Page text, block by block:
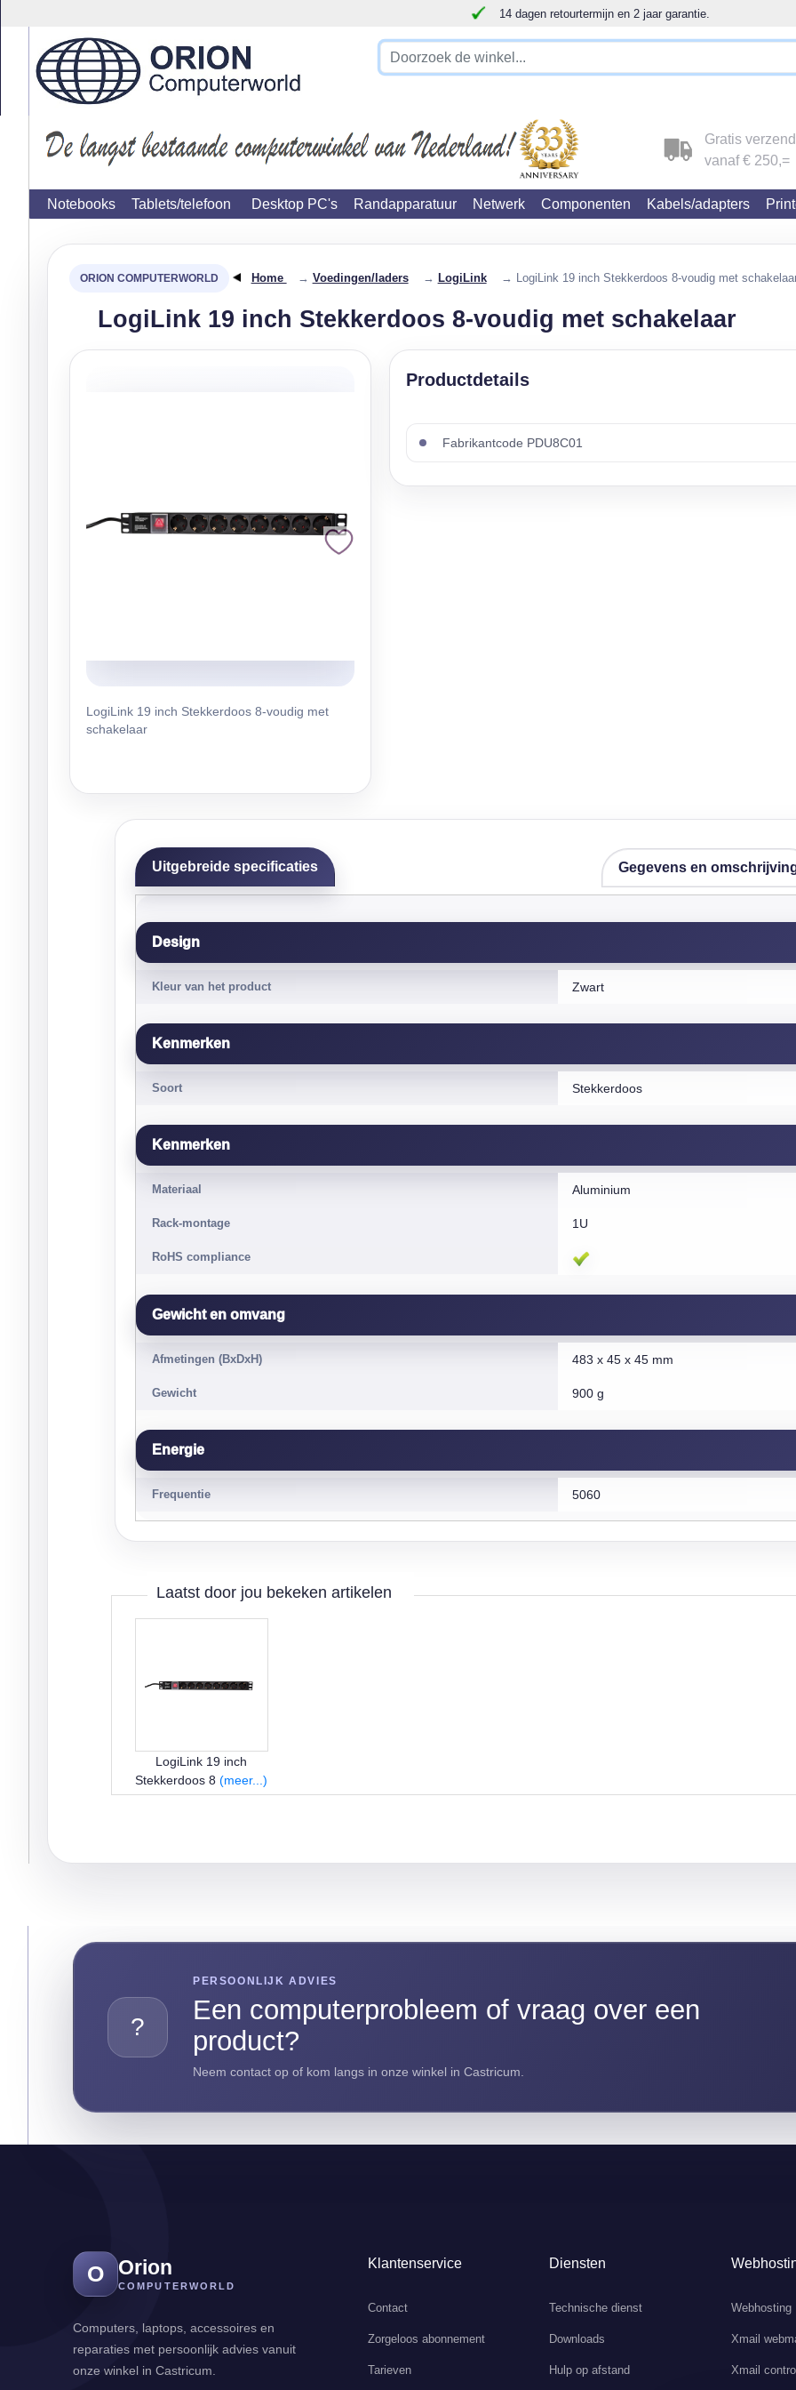
14 dagen retourtermijn en 2 jaar garantie.
!!!!! LET OP!!! WIJ ZIJN VERHUISD !!!!!
Gratis
vanaf € 250,=
Notebooks Tablets/telefoon Desktop PC's Randapparatuur Netwerk Componenten Kabels/adapters
Home → Voedingen/laders → LogiLink → LogiLink 19 inch Stekkerdoos 8-voudig met
LogiLink 19 inch Stekkerdoos 8-voudig met schakelaar
LogiLink 19 inch Stekkerdoos 8-voudig met
schakelaar
Fabrikantcode PDU8C01
Uitgebreide specificaties Gegevens en
Design
Kleur van het product Zwart
Kenmerken
Soort Stekkerdoos
Kenmerken
Materiaal Aluminium
Rack-montage 1U
RoHS compliance
Gewicht en omvang
Afmetingen (BxDxH) 483 x 45 x 45 mm
Gewicht 900 g
Energie
Frequentie 5060
Laatst door jou bekeken artikelen
LogiLink 19 inch
Stekkerdoos 8 (meer...)
?
PERSOONLIJK ADVIES
Een computerprobleem of vraag over een
product?
Neem contact op of kom langs in onze winkel in Castricum.
O Orion
COMPUTERWORLD
Computers, laptops, accessoires en
reparaties met persoonlijk advies vanuit
onze winkel in Castricum.
Klantenservice
Contact
Zorgeloos abonnement
Tarieven
Diensten
Technische dienst
Downloads
Hulp op afstand
Webhosting
Xmail
Xmail